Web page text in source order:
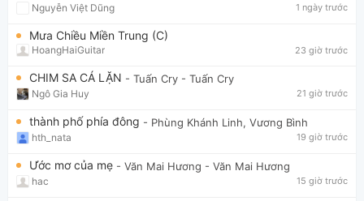
Nguyễn Việt Dũng 1 ngày trước
Mưa Chiều Miền Trung (C)
HoangHaiGuitar 23 giờ trước
CHIM SA CÁ LẶN - Tuấn Cry - Tuấn Cry
Ngô Gia Huy 21 giờ trước
thành phố phía đông - Phùng Khánh Linh, Vương Bình
hth_nata 19 giờ trước
Ước mơ của mẹ - Văn Mai Hương - Văn Mai Hương
hac 15 giờ trước